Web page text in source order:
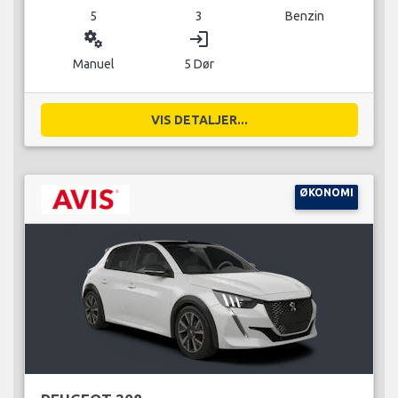
5 3 Benzin
miscellaneous_services
Manuel
login
5 Dør
VIS DETALJER...
ØKONOMI